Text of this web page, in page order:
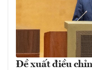
Đề xuất điều